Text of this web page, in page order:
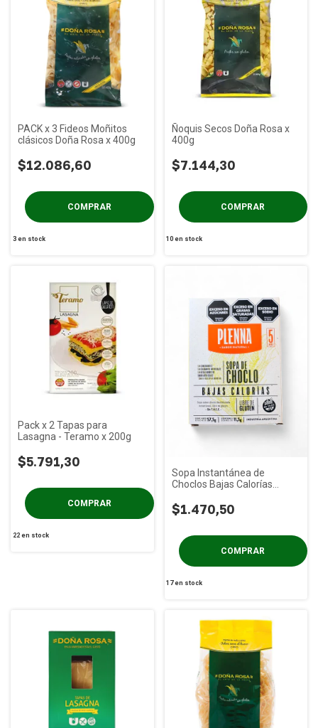
PACK x 3 Fideos Moñitos
clásicos Doña Rosa x 400g
$12.086,60
3en stock
Ñoquis Secos Doña Rosa x
400g
$7.144,30
10 en stock
Pack x 2 Tapas para
Lasagna - Teramo x 200g
$5.791,30
22en stock
Sopa Instantánea de
Choclos Bajas Calorías
$1.470,50
17en stock